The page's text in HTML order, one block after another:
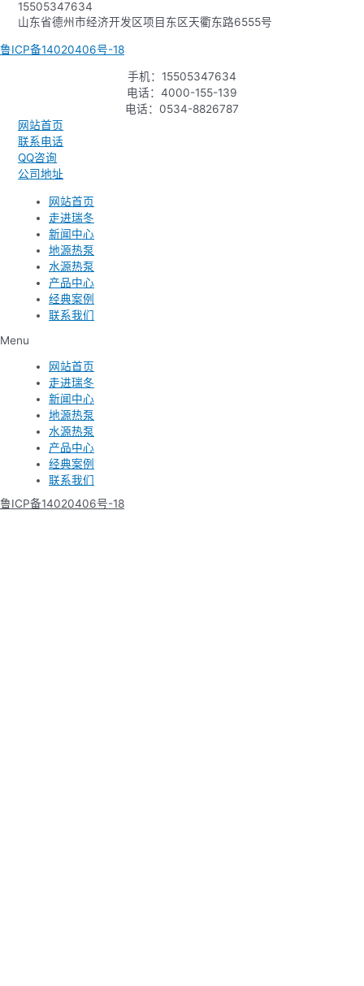
15505347634
山东省德州市经济开发区项目东区天衢东路6555号
鲁ICP备14020406号-18
手机：15505347634
电话：4000-155-139
电话：0534-8826787
网站首页
联系电话
QQ咨询
公司地址
网站首页
走进瑞冬
新闻中心
地源热泵
水源热泵
产品中心
经典案例
联系我们
Menu
网站首页
走进瑞冬
新闻中心
地源热泵
水源热泵
产品中心
经典案例
联系我们
鲁ICP备14020406号-18